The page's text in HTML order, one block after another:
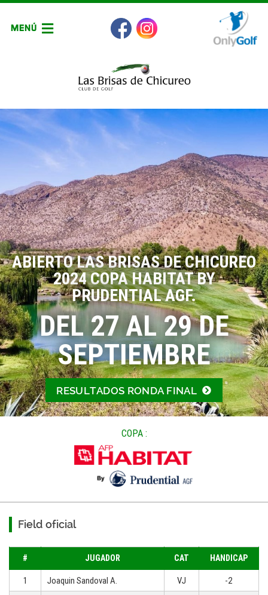
MENÚ
ABIERTO LAS BRISAS DE CHICUREO
2024 COPA HABITAT BY
PRUDENTIAL AGF.
DEL 27 AL 29 DE
SEPTIEMBRE
RESULTADOS RONDA FINAL
COPA :
Field oficial
# JUGADOR CAT HANDICAP
1 Joaquin Sandoval A. VJ
-2